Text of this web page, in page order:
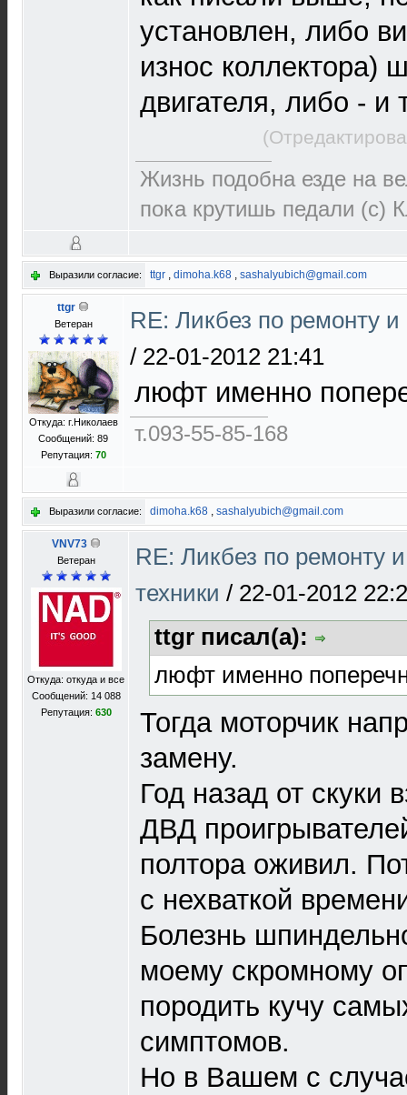
установлен, либо
износ коллектора)
двигателя, либо - и
Жизнь подобна езде на
пока крутишь педали (с)
Выразили согласие: ttgr , dimoha.k68 , sashalyubich@gmail.com
ttgr
Ветеран
Откуда: г.Николаев
Сообщений: 89
Репутация: 70
RE: Ликбез по ремонту
/ 22-01-2012 21:41
люфт именно
т.093-55-85-168
Выразили согласие: dimoha.k68 , sashalyubich@gmail.com
VNV73
Ветеран
Откуда: откуда и все
Сообщений: 14 088
Репутация: 630
RE: Ликбез по ремонту
техники / 22-01-2012
ttgr писал(а):
люфт именно
Тогда моторчик
замену.
Год назад от скуки
ДВД
полтора оживил.
с нехваткой
Болезнь
моему скромному
породить кучу
симптомов.
Но в Вашем с